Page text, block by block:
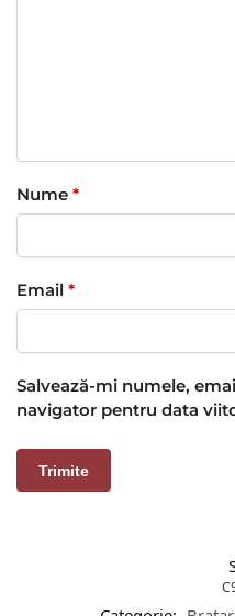
Nume *
Email *
Salvează-mi numele,
navigator pentru data